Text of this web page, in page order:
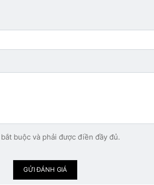
buộc và phải được điền đầy đủ.
GỬI ĐÁNH GIÁ